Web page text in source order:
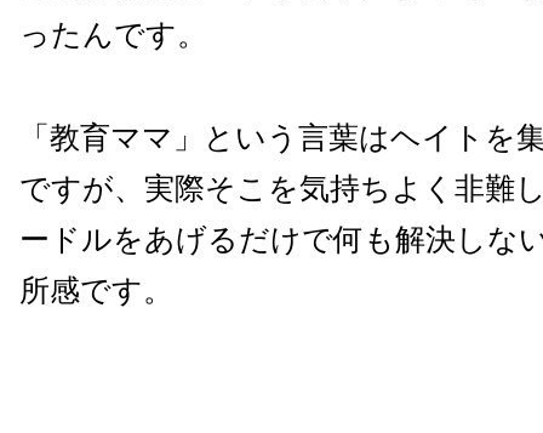
ったんです。
「教育ママ」という言葉はヘイトを
ですが、実際そこを気持ちよく非難
ードルをあげるだけで何も解決しな
所感です。